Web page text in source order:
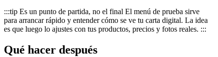
:::tip Es un punto de partida, no el final El menú de prueba sirve
para arrancar rápido y entender cómo se ve tu carta digital. La idea
es que luego lo ajustes con tus productos, precios y fotos reales. :::
Qué hacer después